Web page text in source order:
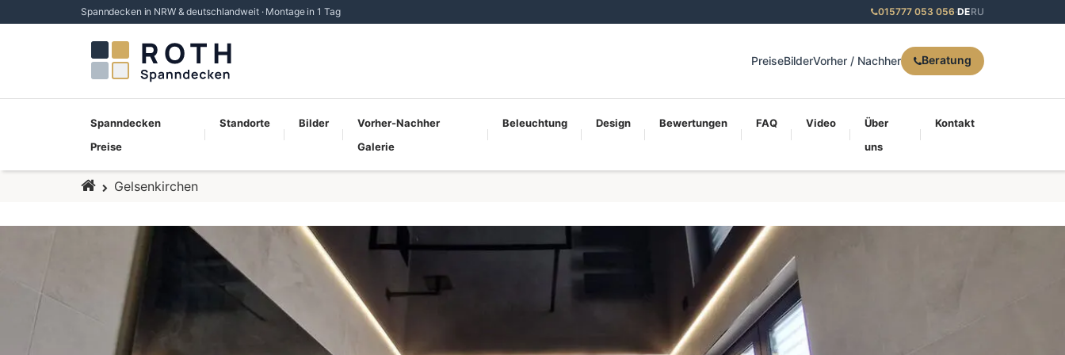
Spanndecken in NRW & deutschlandweit · Montage in 1 Tag 015777 053 056·DERU
PreiseBilderVorher / Nachher Beratung
Spanndecken
Preise
Standorte Bilder
Vorher-Nachher
Galerie
Beleuchtung Design Bewertungen FAQ Video
Über
uns
Kontakt
Startseite
Gelsenkirchen